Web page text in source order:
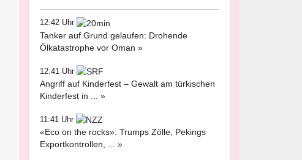
12:42 Uhr
Tanker auf Grund gelaufen: Drohende
Ölkatastrophe vor Oman »
12:41 Uhr
Angriff auf Kinderfest – Gewalt am türkischen
Kinderfest in ... »
11:41 Uhr
«Eco on the rocks»: Trumps Zölle, Pekings
Exportkontrollen, ... »